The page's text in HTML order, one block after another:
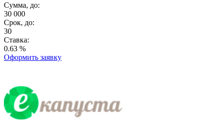
Сумма, до:
30 000
Срок, до:
30
Ставка:
0.63 %
Оформить заявку